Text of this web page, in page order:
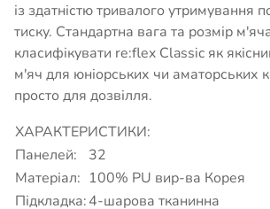
із здатністю тривалого утримування
тиску. Стандартна вага та розмір
класифікувати re:flex Classic як
м'яч для юніорських чи аматорських
просто для дозвілля.
ХАРАКТЕРИСТИКИ:
Панелей:
32
Матеріал: 100% PU вир-ва Корея
Підкладка:4-шарова тканинна